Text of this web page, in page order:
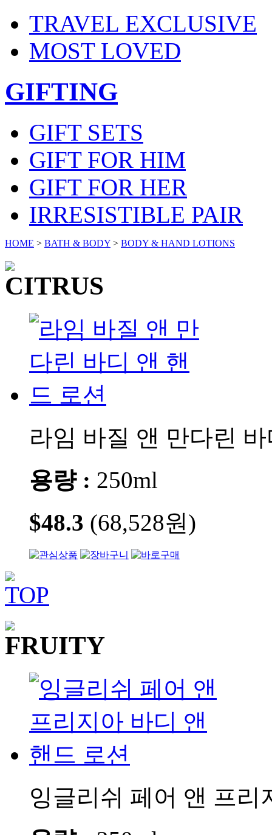
TRAVEL EXCLUSIVE
MOST LOVED
GIFTING
GIFT SETS
GIFT FOR HIM
GIFT FOR HER
IRRESISTIBLE PAIR
HOME > BATH & BODY > BODY & HAND LOTIONS
라임 바질 앤 만다린
용량 : 250ml
$48.3 (68,528원)
잉글리쉬 페어 앤 프리